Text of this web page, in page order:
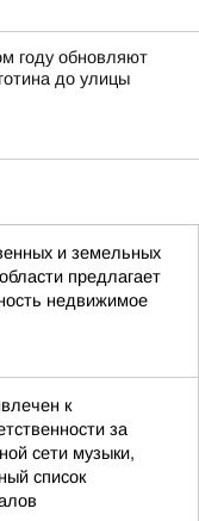
году обновляют
до улицы
и земельных
предлагает
недвижимое
к
за
сети музыки,
список